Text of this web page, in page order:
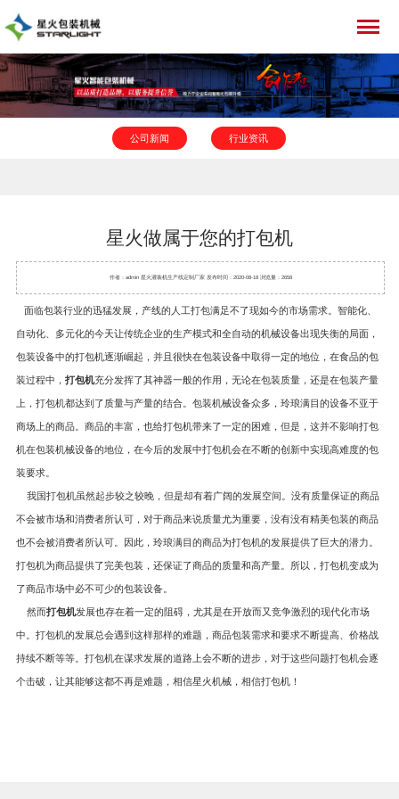
公司新闻 行业资讯
星火做属于您的打包机
作者：admin 星火灌装机生产线定制厂家 发布时间：2020-08-18 浏览量：2658
面临包装行业的迅猛发展，产线的人工打包满足不了现如今的市场需求。智能化、
自动化、多元化的今天让传统企业的生产模式和全自动的机械设备出现失衡的局面，
包装设备中的打包机逐渐崛起，并且很快在包装设备中取得一定的地位，在食品的包
装过程中， 打包机充分发挥了其神器一般的作用，无论在包装质量，还是在包装产量
上，打包机都达到了质量与产量的结合。包装机械设备众多，玲琅满目的设备不亚于
商场上的商品。商品的丰富，也给打包机带来了一定的困难，但是，这并不影响打包
机在包装机械设备的地位，在今后的发展中打包机会在不断的创新中实现高难度的包
装要求。
我国打包机虽然起步较之较晚，但是却有着广阔的发展空间。没有质量保证的商品
不会被市场和消费者所认可，对于商品来说质量尤为重要，没有没有精美包装的商品
也不会被消费者所认可。因此，玲琅满目的商品为打包机的发展提供了巨大的潜力。
打包机为商品提供了完美包装，还保证了商品的质量和高产量。所以，打包机变成为
了商品市场中必不可少的包装设备。
然而打包机发展也存在着一定的阻碍，尤其是在开放而又竞争激烈的现代化市场
中。打包机的发展总会遇到这样那样的难题，商品包装需求和要求不断提高、价格战
持续不断等等。打包机在谋求发展的道路上会不断的进步，对于这些问题打包机会逐
个击破，让其能够这都不再是难题，相信星火机械，相信打包机！